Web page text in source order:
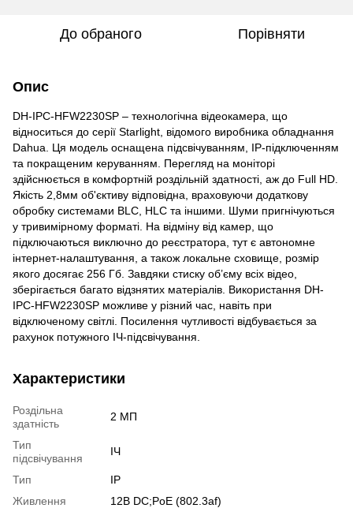
До обраного Порівняти
Опис
DH-IPC-HFW2230SP – технологічна відеокамера, що
відноситься до серії Starlight, відомого виробника обладнання
Dahua. Ця модель оснащена підсвічуванням, IP-підключенням
та покращеним керуванням. Перегляд на моніторі
здійснюється в комфортній роздільній здатності, аж до Full HD.
Якість 2,8мм об'єктиву відповідна, враховуючи додаткову
обробку системами BLC, HLC та іншими. Шуми пригнічуються
у тривимірному форматі. На відміну від камер, що
підключаються виключно до реєстратора, тут є автономне
інтернет-налаштування, а також локальне сховище, розмір
якого досягає 256 Гб. Завдяки стиску об’єму всіх відео,
зберігається багато відзнятих матеріалів. Використання DH-
IPC-HFW2230SP можливе у різний час, навіть при
відключеному світлі. Посилення чутливості відбувається за
рахунок потужного ІЧ-підсвічування.
Характеристики
Роздільна
здатність
2 МП
Тип
підсвічування
ІЧ
Тип
IP
Живлення
12В DС;PoE (802.3af)